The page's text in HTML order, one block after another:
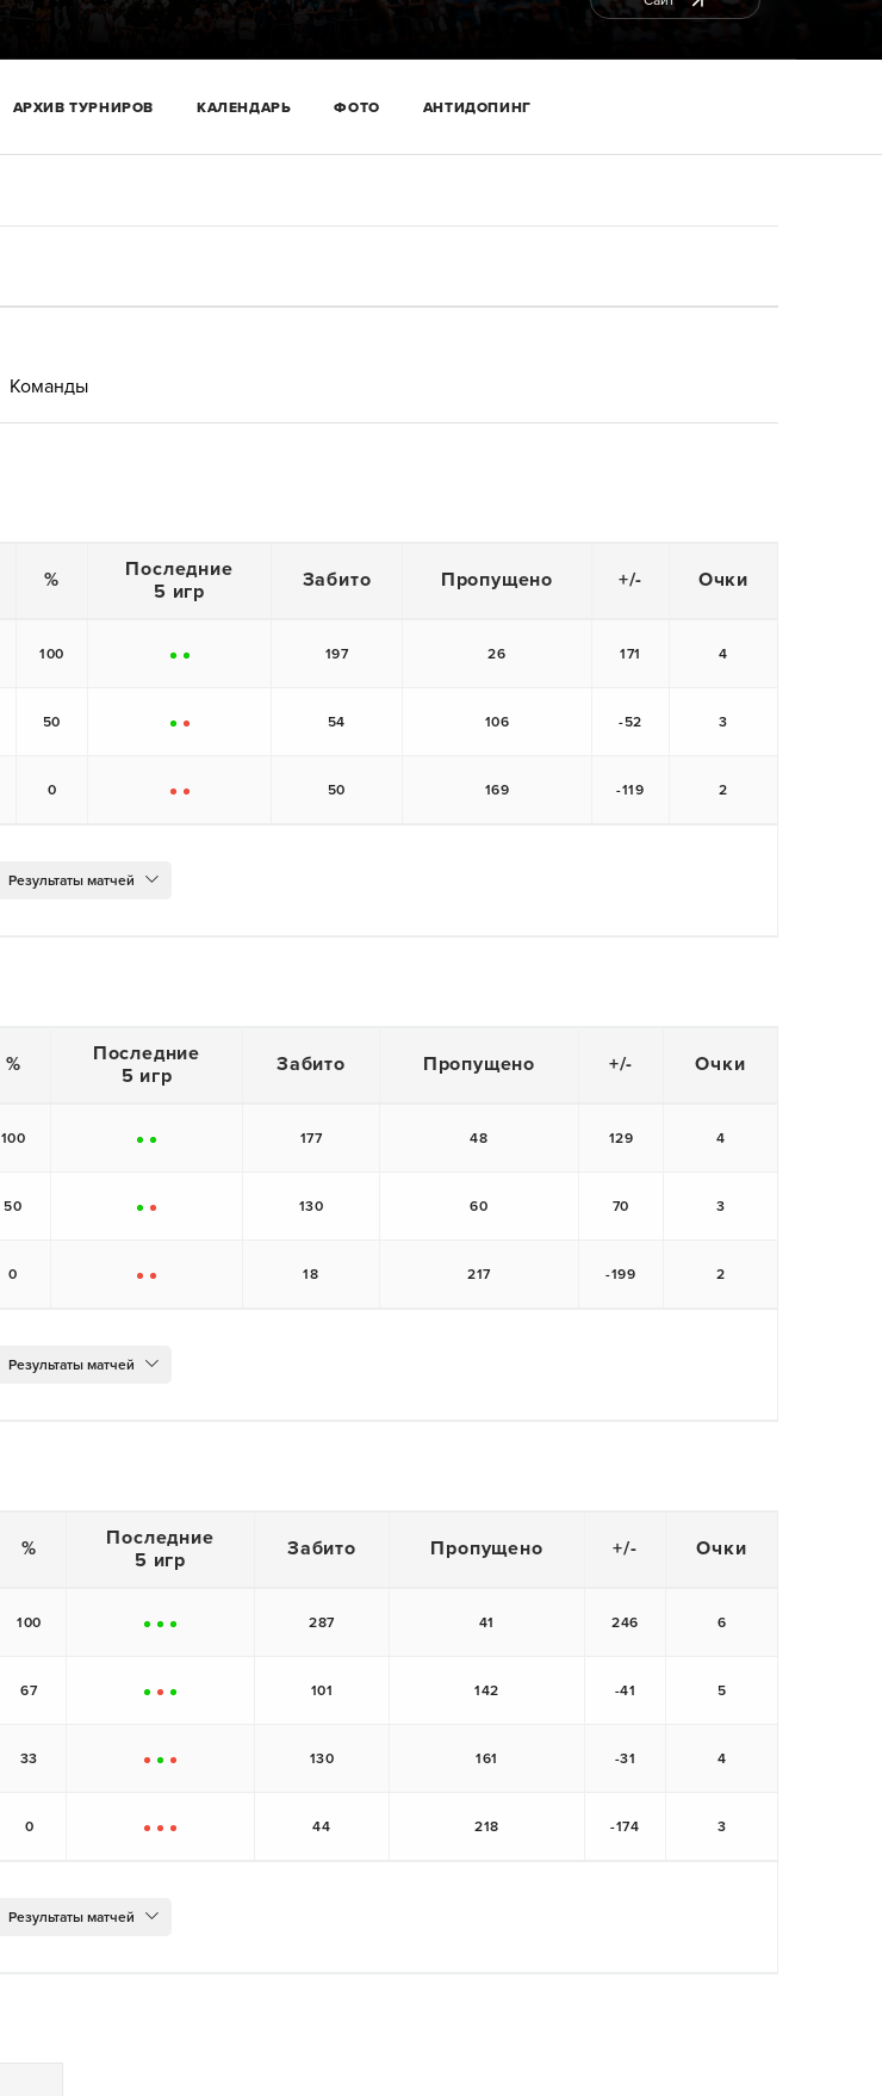
АРХИВ ТУРНИРОВ КАЛЕНДАРЬ ФОТО АНТИДОПИНГ
Команды
%
Последние
5 игр
Забито Пропущено +/- Очки
100
+ +
197 26 171 4
50
+ -
54 106 -52 3
0
- -
50 169 -119 2
%
Последние
5 игр
Забито Пропущено +/- Очки
100
+ +
177 48 129 4
50
+ -
130 60 70 3
0
- -
18 217 -199 2
%
Последние
5 игр
Забито Пропущено +/- Очки
100
+ + +
287 41 246 6
67
+ - +
101 142 -41 5
33
- + -
130 161 -31 4
0
- - -
44 218 -174 3